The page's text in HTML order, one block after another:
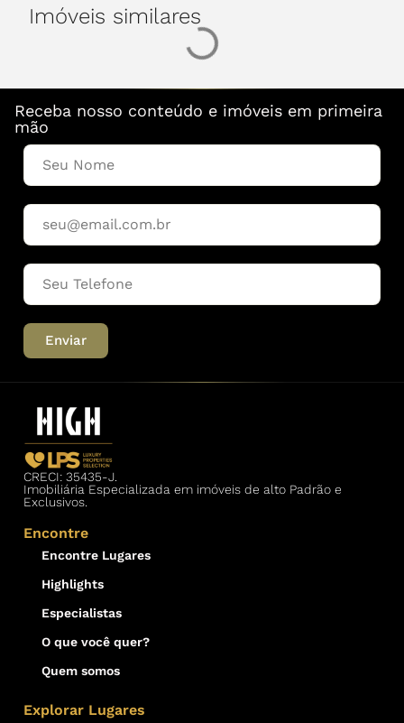
Imóveis similares
Receba nosso conteúdo e imóveis em primeira
mão
Enviar
CRECI: 35435-J.
Imobiliária Especializada em imóveis de alto Padrão e
Exclusivos.
Encontre
Encontre Lugares
Highlights
Especialistas
O que você quer?
Quem somos
Explorar Lugares